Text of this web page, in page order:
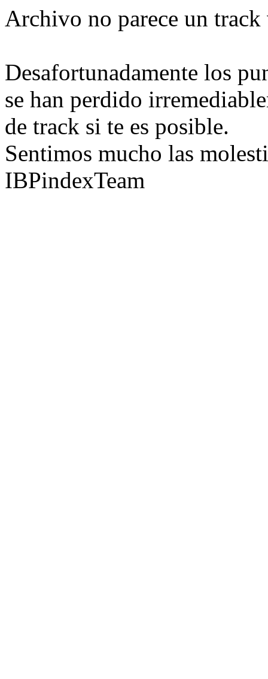
Archivo no parece un
Desafortunadamente los
se han perdido
de track si te es posible.
Sentimos mucho las
IBPindexTeam